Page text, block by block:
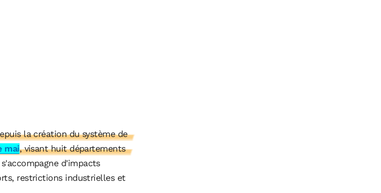
la création du système de
mai, visant huit départements
d'impacts
restrictions industrielles et